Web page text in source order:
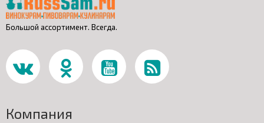
Большой ассортимент. Всегда.
Компания